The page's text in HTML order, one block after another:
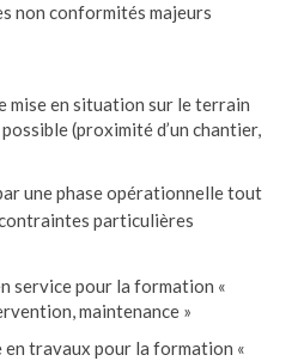
non conformités majeurs
mise en situation sur le terrain
(proximité d’un chantier,
une phase opérationnelle tout
particulières
service pour la formation «
maintenance »
travaux pour la formation «